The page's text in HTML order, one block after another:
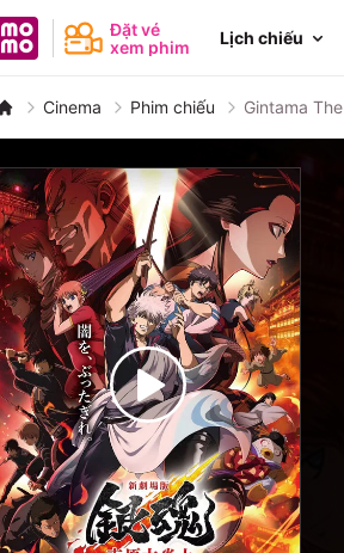
MoMo - Ứng dụng tài chính
Đặt vé
xem phim
Lịch chiếu
Cinema Phim chiếu Gintama